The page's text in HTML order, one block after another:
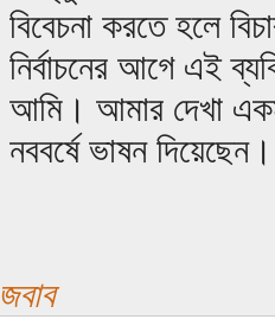
বিবেচনা করতে হলে
নির্বাচনের আগে এই
আমি। আমার দেখা
নববর্ষে ভাষন দিয়েছেন।
জবাব